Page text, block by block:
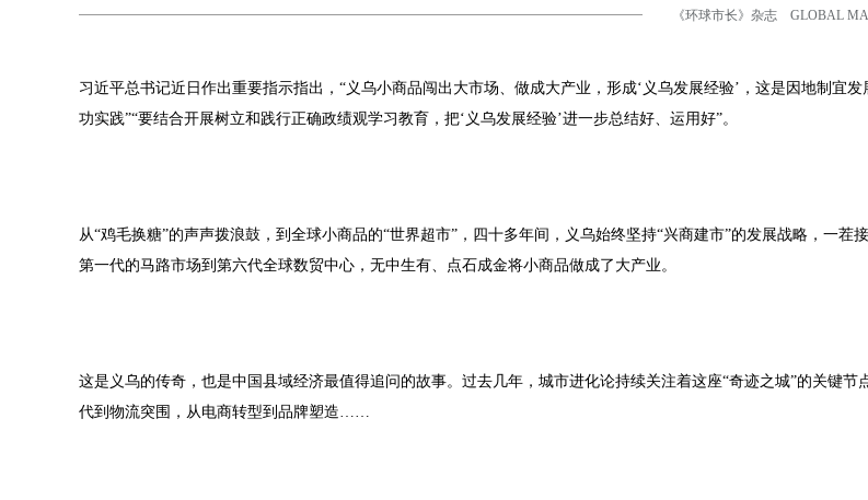
《环球市长》杂志 GLOBAL
习近平总书记近日作出重要指示指出，“义乌小商品闯出大市场、做成大产业，形成‘义乌发展经验’，这是因地制宜
功实践”“要结合开展树立和践行正确政绩观学习教育，把‘义乌发展经验’进一步总结好、运用好”。
从“鸡毛换糖”的声声拨浪鼓，到全球小商品的“世界超市”，四十多年间，义乌始终坚持“兴商建市”的发展战略，一茬
第一代的马路市场到第六代全球数贸中心，无中生有、点石成金将小商品做成了大产业。
这是义乌的传奇，也是中国县域经济最值得追问的故事。过去几年，城市进化论持续关注着这座“奇迹之城”的关键
代到物流突围，从电商转型到品牌塑造……